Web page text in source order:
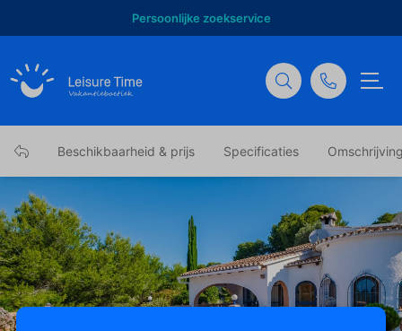
Persoonlijke zoekservice
Beschikbaarheid & prijs Specificaties